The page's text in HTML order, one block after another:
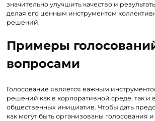
значительно улучшить качество и
делая его ценным инструментом
решений.
Примеры
вопросами
Голосование является важным
решений как в корпоративной среде, так и
общественных инициатив. Чтобы дать
как могут быть организованы голосования